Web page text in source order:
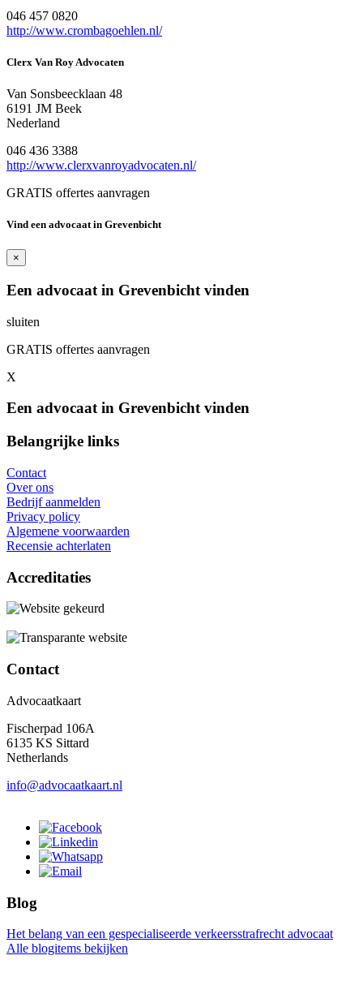
046 457 0820
http://www.crombagoehlen.nl/
Clerx Van Roy Advocaten
Van Sonsbeecklaan 48
6191 JM Beek
Nederland
046 436 3388
http://www.clerxvanroyadvocaten.nl/
GRATIS offertes aanvragen
Vind een advocaat in Grevenbicht
×
Een advocaat in Grevenbicht vinden
sluiten
GRATIS offertes aanvragen
X
Een advocaat in Grevenbicht vinden
Belangrijke links
Contact
Over ons
Bedrijf aanmelden
Privacy policy
Algemene voorwaarden
Recensie achterlaten
Accreditaties
Contact
Advocaatkaart
Fischerpad 106A
6135 KS Sittard
Netherlands
info@advocaatkaart.nl
Blog
Het belang van een gespecialiseerde verkeersstrafrecht advocaat
Alle blogitems bekijken